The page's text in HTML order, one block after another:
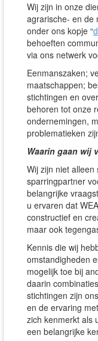
Wij zijn in onze
agrarische- en de
onder ons kopje “
behoeften
via ons netwerk
Eenmanszaken;
maatschappen;
stichtingen en
behoren tot onze
ondernemingen,
problematieken
Waarin gaan wij
Wij zijn niet
sparringpartner
belangrijke
u ervaren dat
constructief en
maar ook
Kennis die wij
omstandigheden
mogelijk toe bij
daarin
stichtingen zijn
en de ervaring
zich kenmerkt als
een belangrijke